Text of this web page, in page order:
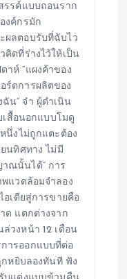
รรค์แบบถอนราก
งค์กรมัก
ผลตอบรับที่ฉับไว
คิดที่ร่างไว้ให้เป็น
ห์ “แผงค้าของ
ดการผลิตของ
น” จ๋า ผู้ดำเนิน
เสื้อนอกแบบโมดู
นึ่งไม่ถูกแตะต้อง
นทิศทาง ไม่มี
ณนั้นได้” การ
แวดล้อมจำลอง
อเดียสู่การขายคือ
ด แตกต่างจาก
วงหน้า 12 เดือน
ารออกแบบที่ต่อ
กหยิบลองทันที ฟัง